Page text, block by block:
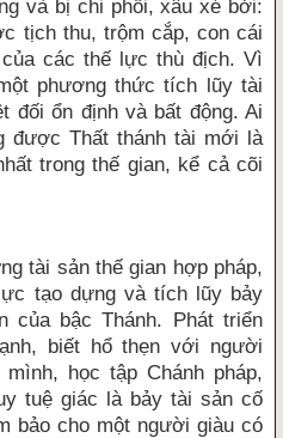
và bị chi phối, xâu xé bởi:
tịch thu, trộm cắp, con cái
các thế lực thù địch. Vì
phương thức tích lũy tài
đối ổn định và bất động. Ai
được Thất thánh tài mới là
trong thế gian, kể cả cõi
tài sản thế gian hợp pháp,
tạo dựng và tích lũy bảy
của bậc Thánh. Phát triển
biết hổ thẹn với người
học tập Chánh pháp,
tuệ giác là bảy tài sản cố
bảo cho một người giàu có